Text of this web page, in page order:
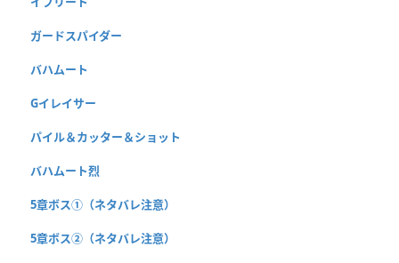
ガードスパイダー
バハムート
Gイレイサー
パイル＆カッター＆ショット
バハムート烈
5章ボス①（ネタバレ注意）
5章ボス②（ネタバレ注意）